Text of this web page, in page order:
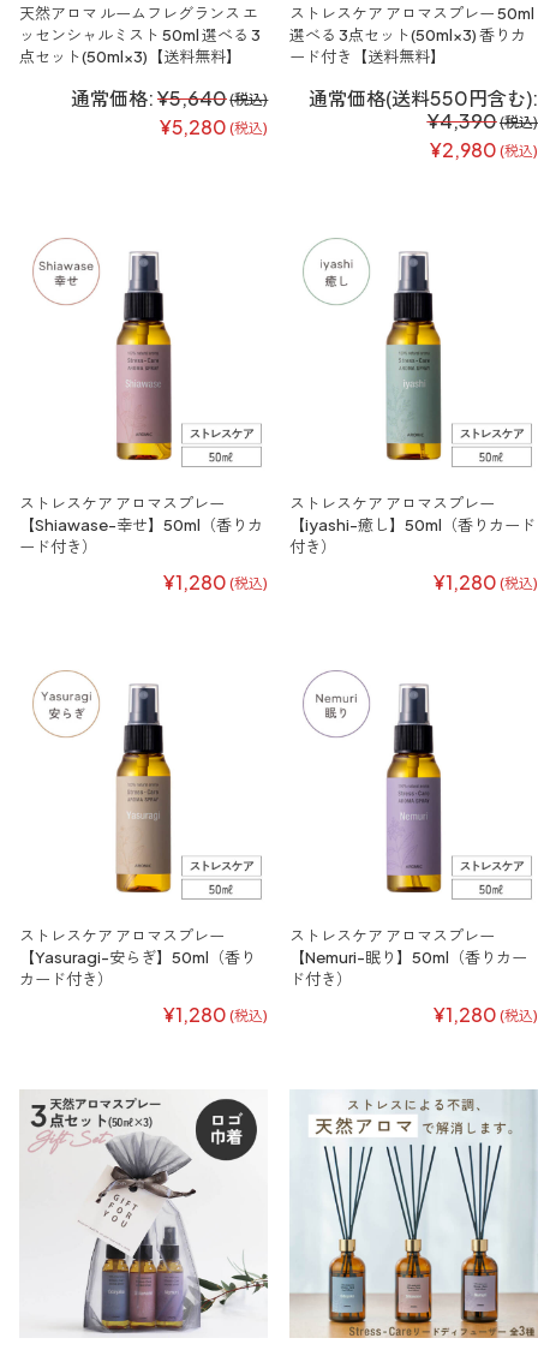
天然アロマ ルームフレグランス エ
ッセンシャルミスト 50ml 選べる 3
点セット(50ml×3)【送料無料】
通常価格:¥5,640(税込)
¥5,280 (税込)
ストレスケア アロマスプレー 50ml
選べる 3点セット(50ml×3) 香りカ
ード付き【送料無料】
通常価格(送料550円含む):
¥4,390(税込)
¥2,980 (税込)
ストレスケア アロマスプレー
【Shiawase-幸せ】50ml（香りカ
ード付き）
¥1,280 (税込)
ストレスケア アロマスプレー
【iyashi-癒し】50ml（香りカード
付き）
¥1,280 (税込)
ストレスケア アロマスプレー
【Yasuragi-安らぎ】50ml（香り
カード付き）
¥1,280 (税込)
ストレスケア アロマスプレー
【Nemuri-眠り】50ml（香りカー
ド付き）
¥1,280 (税込)